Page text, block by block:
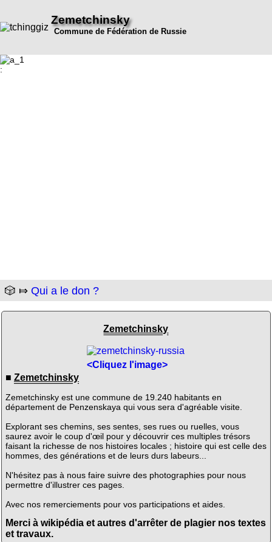
Zemetchinsky
Commune de Fédération de Russie
:
🎲 ⤇ Qui a le don ?
Zemetchinsky
<Cliquez l'image>
■ Zemetchinsky
Zemetchinsky est une commune de 19.240 habitants en
département de Penzenskaya qui vous sera d'agréable visite.
Explorant ses chemins, ses sentes, ses rues ou ruelles, vous
saurez avoir le coup d'œil pour y découvrir ces multiples trésors
faisant la richesse de nos histoires locales ; histoire qui est celle des
hommes, des générations et de leurs durs labeurs...
N'hésitez pas à nous faire suivre des photographies pour nous
permettre d'illustrer ces pages.
Avec nos remerciements pour vos participations et aides.
Merci à wikipédia et autres d'arrêter de plagier nos textes
et travaux.